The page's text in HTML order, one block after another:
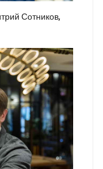
Сотников,